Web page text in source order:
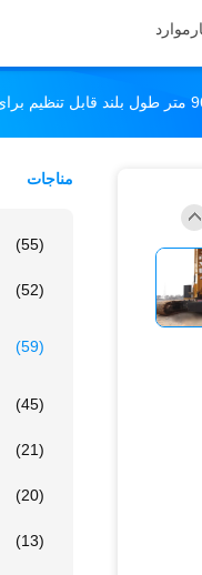
موارد
مناجات
(55)
(52)
(59)
(45)
(21)
(20)
(13)